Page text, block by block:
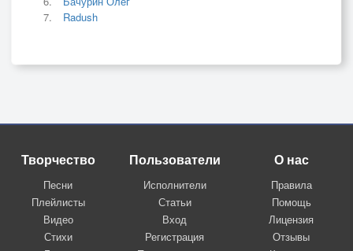
Radush
Творчество
Песни
Плейлисты
Видео
Стихи
Пользователи
Исполнители
Статьи
Вход
Регистрация
О нас
Правила
Помощь
Лицензия
Отзывы